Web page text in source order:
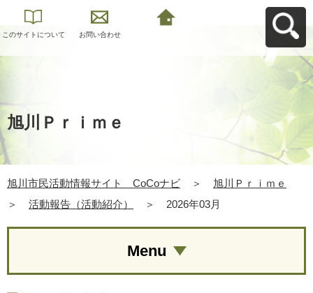
このサイトについて お問い合わせ
旭川Ｐｒｉｍｅ
旭川市民活動情報サイト CoCoナビ ＞
旭川Ｐｒｉｍｅ
＞
活動報告（活動紹介） ＞ 2026年03月
Menu